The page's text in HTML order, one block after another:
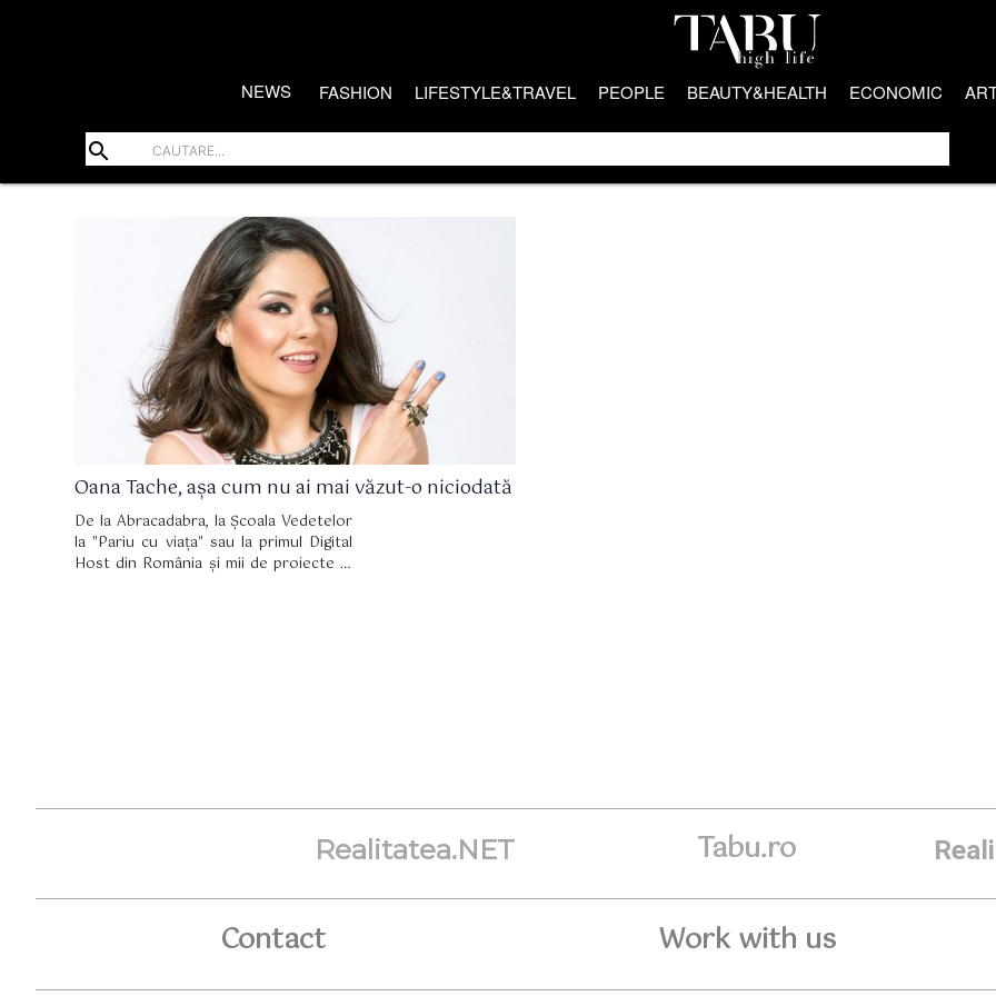
NEWS FASHION LIFESTYLE&TRAVEL PEOPLE BEAUTY&HEALTH ECONOMIC
search
Oana Tache, așa cum nu ai mai văzut-o niciodată
De la Abracadabra, la Școala Vedetelor
la "Pariu cu viața" sau la primul Digital
Host din România și mii de proiecte în
Realitatea.NET Tabu.ro
Contact Work with us